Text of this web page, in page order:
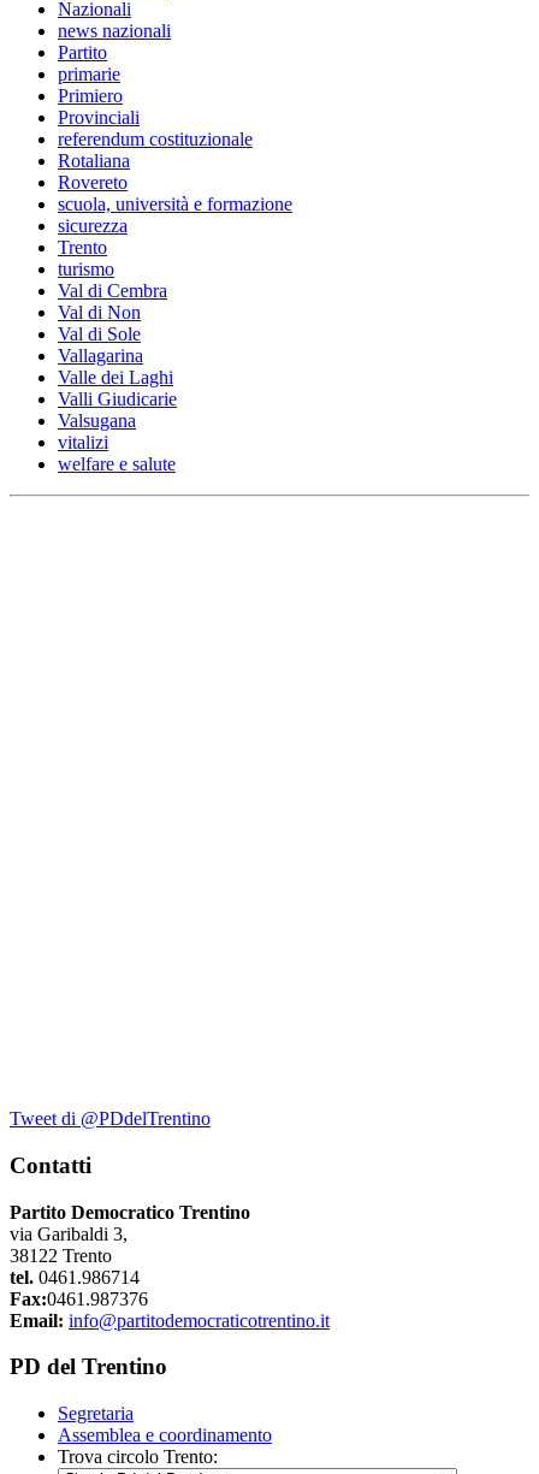
Nazionali
news nazionali
Partito
primarie
Primiero
Provinciali
referendum costituzionale
Rotaliana
Rovereto
scuola, università e formazione
sicurezza
Trento
turismo
Val di Cembra
Val di Non
Val di Sole
Vallagarina
Valle dei Laghi
Valli Giudicarie
Valsugana
vitalizi
welfare e salute
Tweet di @PDdelTrentino
Contatti
Partito Democratico Trentino
via Garibaldi 3,
38122 Trento
tel. 0461.986714
Fax:0461.987376
Email: info@partitodemocraticotrentino.it
PD del Trentino
Segretaria
Assemblea e coordinamento
Trova circolo Trento: